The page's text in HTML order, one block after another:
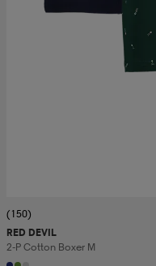
(150)
RED DEVIL
2-P Cotton Boxer M